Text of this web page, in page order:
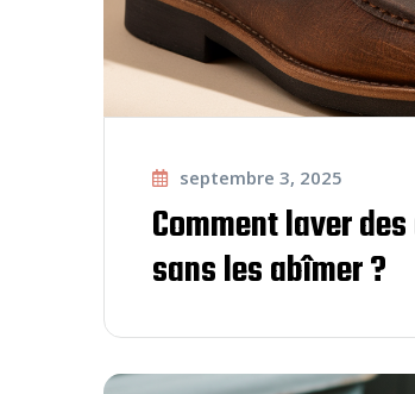
septembre 3, 2025
Comment laver
sans les abîmer ?